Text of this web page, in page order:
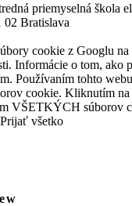
priemyselná škola
02 Bratislava
cookie z Googlu
Informácie o tom, ako
Používaním tohto
cookie. Kliknutím
VŠETKÝCH súborov
Prijať všetko